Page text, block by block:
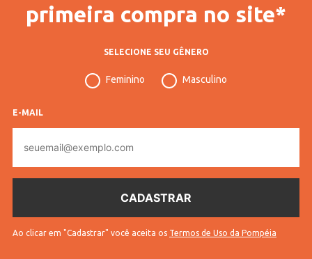
primeira compra no site*
SELECIONE SEU GÊNERO
Feminino Masculino
E-MAIL
mail
Ao clicar em "Cadastrar" você aceita os Termos de Uso da Pompéia